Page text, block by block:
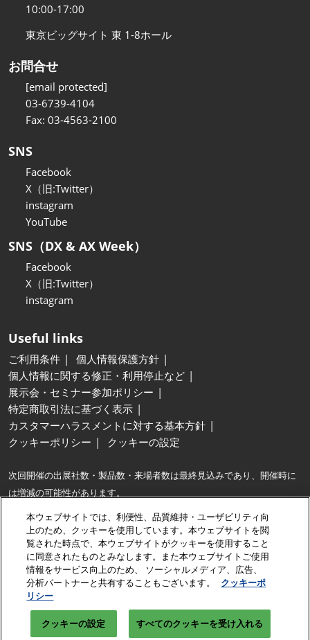
10:00-17:00
東京ビッグサイト 東 1-8ホール
お問合せ
[email protected]
03-6739-4104
Fax: 03-4563-2100
SNS
Facebook
X（旧:Twitter）
instagram
YouTube
SNS（DX & AX Week）
Facebook
X（旧:Twitter）
instagram
Useful links
ご利用条件
個人情報保護方針
個人情報に関する修正・利用停止など
展示会・セミナー参加ポリシー
特定商取引法に基づく表示
カスタマーハラスメントに対する基本方針
クッキーポリシー
クッキーの設定
次回開催の出展社数・製品数・来場者数は最終見込みであり、開催時に
は増減の可能性があります。
※最大…同種の展示会との出展社数および製品展示面積の比較。
※出展社数は、出展契約企業に加え、共同出展するグループ企業・パート
ナー企業数も含みます。
Copyright © RX Japan GK
本ウェブサイトでは、利便性、品質維持・ユーザビリティ向
上のため、クッキーを使用しています。本ウェブサイトを閲
覧された時点で、本ウェブサイトがクッキーを使用すること
に同意されたものとみなします。また本ウェブサイトご使用
情報をサービス向上のため、 ソーシャルメディア、広告、
分析パートナーと共有することもございます。
クッキーポ
リシー
クッキーの設定 すべてのクッキーを受け入れる